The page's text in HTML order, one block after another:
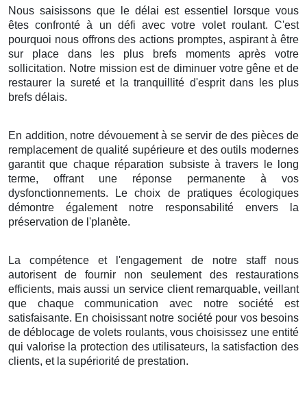
Nous saisissons que le délai est essentiel lorsque vous
êtes confronté à un défi avec votre volet roulant. C'est
pourquoi nous offrons des actions promptes, aspirant à être
sur place dans les plus brefs moments après votre
sollicitation. Notre mission est de diminuer votre gêne et de
restaurer la sureté et la tranquillité d'esprit dans les plus
brefs délais.
En addition, notre dévouement à se servir de des pièces de
remplacement de qualité supérieure et des outils modernes
garantit que chaque réparation subsiste à travers le long
terme, offrant une réponse permanente à vos
dysfonctionnements. Le choix de pratiques écologiques
démontre également notre responsabilité envers la
préservation de l'planète.
La compétence et l'engagement de notre staff nous
autorisent de fournir non seulement des restaurations
efficients, mais aussi un service client remarquable, veillant
que chaque communication avec notre société est
satisfaisante. En choisissant notre société pour vos besoins
de déblocage de volets roulants, vous choisissez une entité
qui valorise la protection des utilisateurs, la satisfaction des
clients, et la supériorité de prestation.